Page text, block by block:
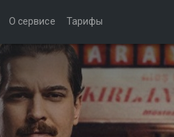
О сервисе Тарифы